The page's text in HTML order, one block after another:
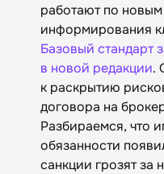
работают по
информирования
Базовый стандарт
в новой редакции.
к раскрытию
договора на
Разбираемся, что
обязанности
санкции грозят за